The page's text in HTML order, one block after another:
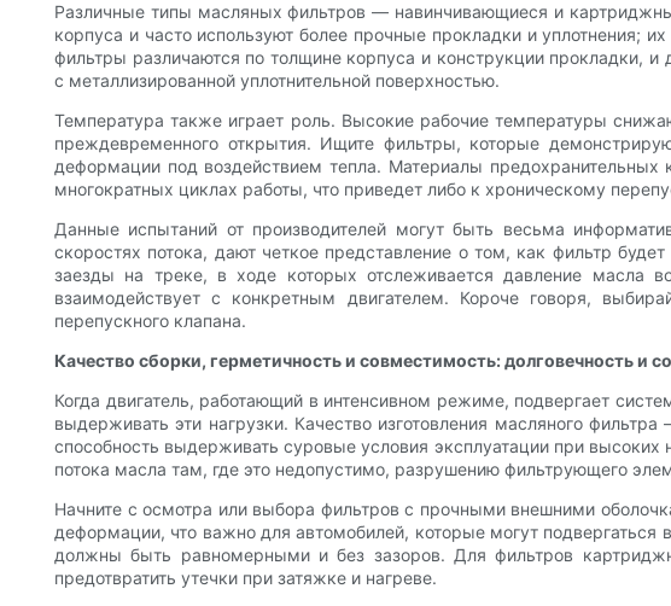
Различные типы масляных фильтров — навинчивающиеся и
корпуса и часто используют более прочные прокладки и
фильтры различаются по толщине корпуса и конструкции прокладки,
с металлизированной уплотнительной поверхностью.
Температура также играет роль. Высокие рабочие температуры
преждевременного открытия. Ищите фильтры, которые
деформации под воздействием тепла. Материалы
многократных циклах работы, что приведет либо к хроническому
Данные испытаний от производителей могут быть весьма
скоростях потока, дают четкое представление о том, как фильтр
заезды на треке, в ходе которых отслеживается давление масла
взаимодействует с конкретным двигателем. Короче говоря,
перепускного клапана.
Качество сборки, герметичность и совместимость: долговечность и
Когда двигатель, работающий в интенсивном режиме, подвергает
выдерживать эти нагрузки. Качество изготовления масляного
способность выдерживать суровые условия эксплуатации при
потока масла там, где это недопустимо, разрушению фильтрующего
Начните с осмотра или выбора фильтров с прочными внешними
деформации, что важно для автомобилей, которые могут
должны быть равномерными и без зазоров. Для фильтров
предотвратить утечки при затяжке и нагреве.